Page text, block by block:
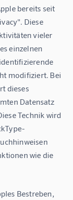
bereits seit
Diese
vieler
einzelnen
modifiziert. Bei
dieses
Datensatz
Technik wird
wie die
Bestreben,